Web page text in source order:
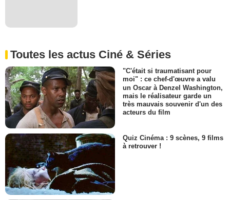
Toutes les actus Ciné & Séries
"C'était si traumatisant pour
moi" : ce chef-d'œuvre a valu
un Oscar à Denzel Washington,
mais le réalisateur garde un
très mauvais souvenir d'un des
acteurs du film
Quiz Cinéma : 9 scènes, 9 films
à retrouver !